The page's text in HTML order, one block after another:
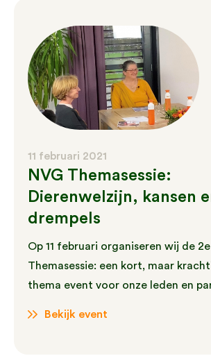
11 februari 2021
NVG Themasessie:
Dierenwelzijn, kansen
drempels
Op 11 februari organiseren wij de
Themasessie: een kort, maar
thema event voor onze leden en
Bekijk event